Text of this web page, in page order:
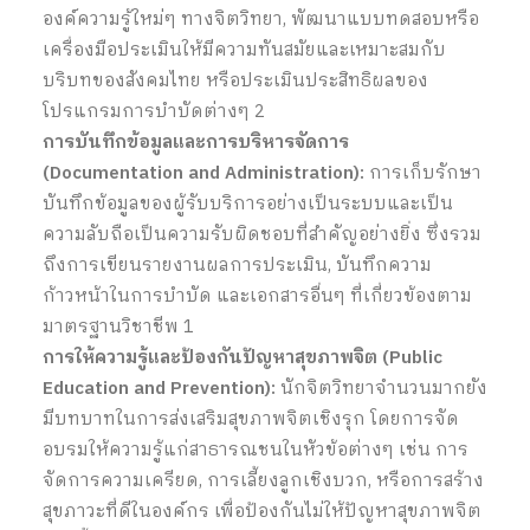
องค์ความรู้ใหม่ๆ ทางจิตวิทยา, พัฒนาแบบทดสอบหรือ
เครื่องมือประเมินให้มีความทันสมัยและเหมาะสมกับ
บริบทของสังคมไทย หรือประเมินประสิทธิผลของ
โปรแกรมการบำบัดต่างๆ 2
การบันทึกข้อมูลและการบริหารจัดการ
(Documentation and Administration): การเก็บรักษา
บันทึกข้อมูลของผู้รับบริการอย่างเป็นระบบและเป็น
ความลับถือเป็นความรับผิดชอบที่สำคัญอย่างยิ่ง ซึ่งรวม
ถึงการเขียนรายงานผลการประเมิน, บันทึกความ
ก้าวหน้าในการบำบัด และเอกสารอื่นๆ ที่เกี่ยวข้องตาม
มาตรฐานวิชาชีพ 1
การให้ความรู้และป้องกันปัญหาสุขภาพจิต (Public
Education and Prevention): นักจิตวิทยาจำนวนมากยัง
มีบทบาทในการส่งเสริมสุขภาพจิตเชิงรุก โดยการจัด
อบรมให้ความรู้แก่สาธารณชนในหัวข้อต่างๆ เช่น การ
จัดการความเครียด, การเลี้ยงลูกเชิงบวก, หรือการสร้าง
สุขภาวะที่ดีในองค์กร เพื่อป้องกันไม่ให้ปัญหาสุขภาพจิต